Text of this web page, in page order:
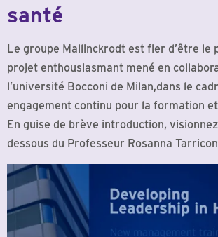
santé
Le groupe Mallinckrodt est fier d’être le
projet enthousiasmant mené en
l’université Bocconi de Milan,dans le
engagement continu pour la formation et
En guise de brève introduction,
dessous du Professeur Rosanna